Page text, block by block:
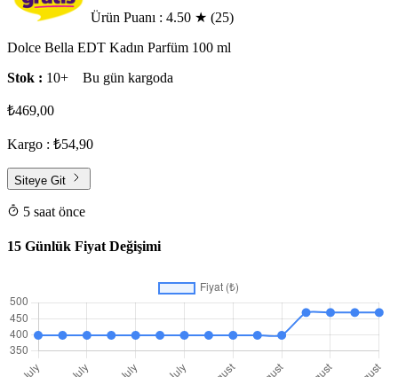
Ürün Puanı : 4.50 ★ (25)
Dolce Bella EDT Kadın Parfüm 100 ml
Stok : 10+ Bu gün kargoda
₺469,00
Kargo : ₺54,90
Siteye Git
5 saat önce
15 Günlük Fiyat Değişimi